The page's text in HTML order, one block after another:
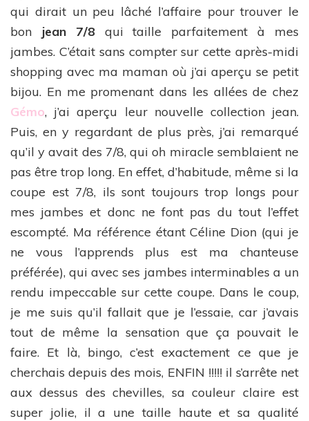
qui dirait un peu lâché l’affaire pour trouver le
bon jean 7/8qui taille parfaitement à mes
jambes. C’était sans compter sur cette après-midi
shopping avec ma maman où j’ai aperçu se petit
bijou. En me promenant dans les allées de chez
Gémo, j’ai aperçu leur nouvelle collection jean.
Puis, en y regardant de plus près, j’ai remarqué
qu’il y avait des 7/8, qui oh miracle semblaient ne
pas être trop long. En effet, d’habitude, même si la
coupe est 7/8, ils sont toujours trop longs pour
mes jambes et donc ne font pas du tout l’effet
escompté. Ma référence étant Céline Dion (qui je
ne vous l’apprends plus est ma chanteuse
préférée), qui avec ses jambes interminables a un
rendu impeccable sur cette coupe. Dans le coup,
je me suis qu’il fallait que je l’essaie, car j’avais
tout de même la sensation que ça pouvait le
faire. Et là, bingo, c’est exactement ce que je
cherchais depuis des mois, ENFIN !!!!! il s’arrête net
aux dessus des chevilles, sa couleur claire est
super jolie, il a une taille haute et sa qualité